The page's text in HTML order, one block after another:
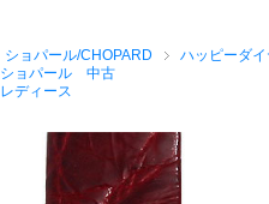
ショパール/CHOPARD
ハッピーダ
ショパール 中古
レディース